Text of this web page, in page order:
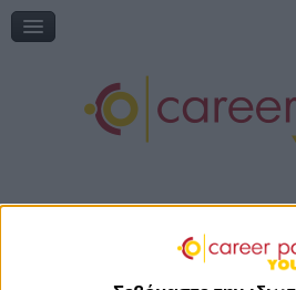
Online Ημερίδα:
My Gap Feel & Fill Festival
Δεν υπάρχουν άρθρα σε αυτήν την